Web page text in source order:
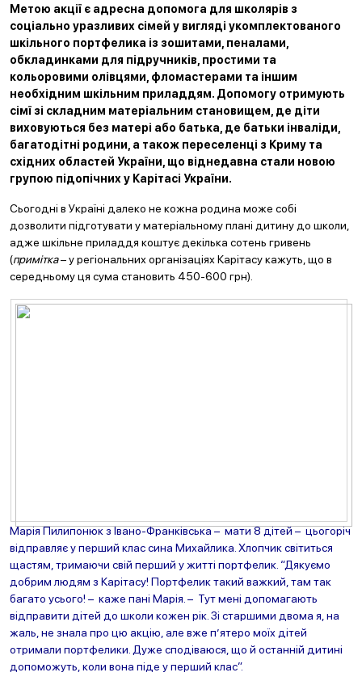
Метою акції є адресна допомога для школярів з
соціально уразливих сімей у вигляді укомплектованого
шкільного портфелика із зошитами, пеналами,
обкладинками для підручників, простими та
кольоровими олівцями, фломастерами та іншим
необхідним шкільним приладдям. Допомогу отримують
сімї зі складним матеріальним становищем, де діти
виховуються без матері або батька, де батьки інваліди,
багатодітні родини, а також переселенці з Криму та
східних областей України, що віднедавна стали новою
групою підопічних у Карітасі України.
Сьогодні в Україні далеко не кожна родина може собі
дозволити підготувати у матеріальному плані дитину до школи,
адже шкільне приладдя коштує декілька сотень гривень
(примітка– у регіональних організаціях Карітасу кажуть, що в
середньому ця сума становить 450-600 грн).
Марія Пилипонюк з Івано-Франківська – мати 8 дітей – цьогоріч
відправляє у перший клас сина Михайлика. Хлопчик світиться
щастям, тримаючи свій перший у житті портфелик. “Дякуємо
добрим людям з Карітасу! Портфелик такий важкий, там так
багато усього! – каже пані Марія. – Тут мені допомагають
відправити дітей до школи кожен рік. Зі старшими двома я, на
жаль, не знала про цю акцію, але вже п’ятеро моїх дітей
отримали портфелики. Дуже сподіваюся, що й останній дитині
допоможуть, коли вона піде у перший клас”.